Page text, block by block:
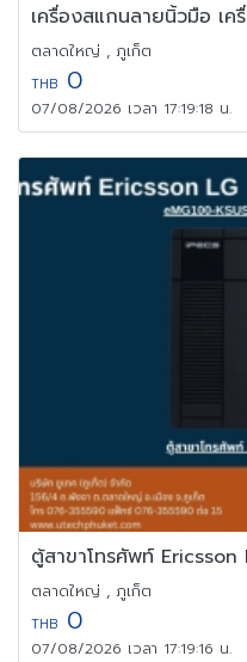
เครื่องสแกนลายนิ้วมือ เค
ตลาดใหญ่ , ภูเก็ต
THB 0
07/08/2026 เวลา 17:19:18 น.
ตู้สาขาโทรศัพท์ Ericsson
ตลาดใหญ่ , ภูเก็ต
THB 0
07/08/2026 เวลา 17:19:16 น.